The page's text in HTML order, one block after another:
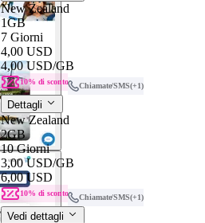
New Zealand
1GB
7 Giorni
4,00 USD
4,00 USD/GB
10% di sconto Chiamate/SMS(+1)
Dettagli
New Zealand
2GB
10 Giorni
3,00 USD/GB
6,00 USD
10% di sconto Chiamate/SMS(+1)
Vedi dettagli